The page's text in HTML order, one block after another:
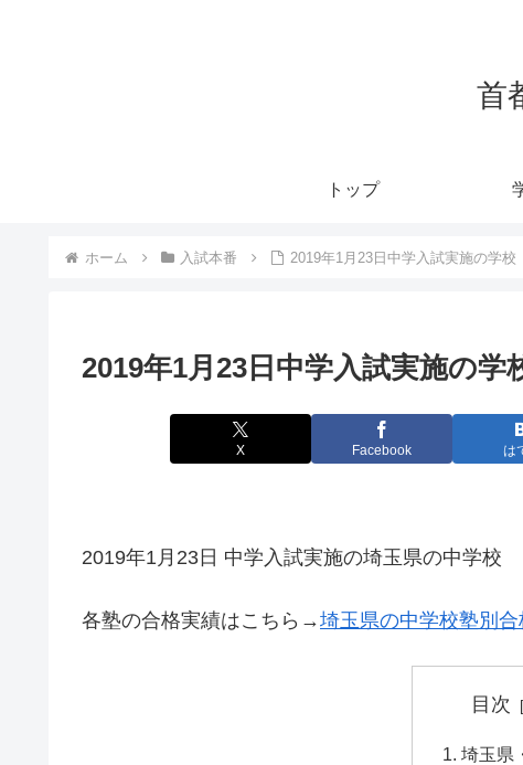
首
トップ
ホーム 入試本番 2019年1月23日中学入試実施の学校
2019年1月23日中学入試実施の学
X Facebook は
2019年1月23日 中学入試実施の埼玉県の中学校
各塾の合格実績はこちら→埼玉県の中学校塾別
目次
埼玉県